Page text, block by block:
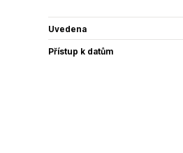
Uvedena
Přístup k datům